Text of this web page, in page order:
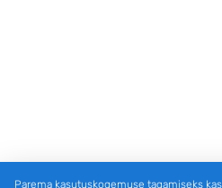
Parema kasutuskogemuse tagamiseks